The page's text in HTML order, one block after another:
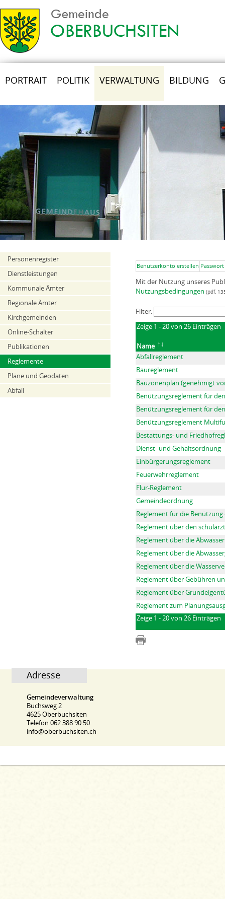
PORTRAIT POLITIK VERWALTUNG BILDUNG
Personenregister
Dienstleistungen
Kommunale Ämter
Regionale Ämter
Kirchgemeinden
Online-Schalter
Publikationen
Reglemente
Pläne und Geodaten
Abfall
Benutzerkonto erstellen
Mit der Nutzung unseres
Nutzungsbedingungen (pdf,
Filter:
Zeige 1 - 20 von 26 Einträgen
Name
Abfallreglement
Baureglement
Bauzonenplan (genehmigt
Benützungsreglement für
Benützungsreglement für
Benützungsreglement
Bestattungs- und
Dienst- und Gehaltsordnung
Einbürgerungsreglement
Feuerwehrreglement
Flur-Reglement
Gemeindeordnung
Reglement für die
Reglement über den
Reglement über die
Reglement über die
Reglement über die
Reglement über Gebühren
Reglement über
Reglement zum
Zeige 1 - 20 von 26 Einträgen
Adresse
Gemeindeverwaltung
Buchsweg 2
4625 Oberbuchsiten
Telefon 062 388 90 50
info@oberbuchsiten.ch